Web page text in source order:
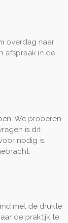
overdag naar
afspraak in de
We proberen
is dit
nodig is,
met de drukte
de praktijk te